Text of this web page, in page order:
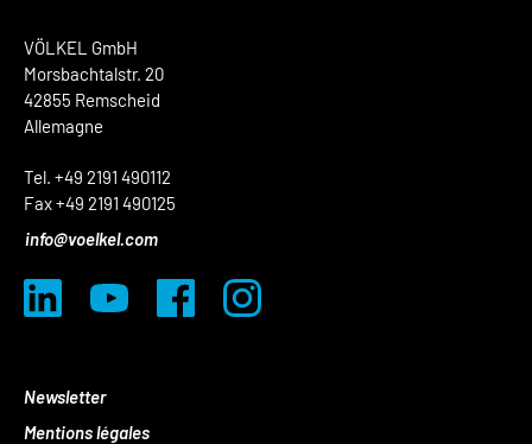
VÖLKEL GmbH
Morsbachtalstr. 20
42855 Remscheid
Allemagne
Tel. +49 2191 490112
Fax +49 2191 490125
info@voelkel.com
Newsletter
Mentions légales